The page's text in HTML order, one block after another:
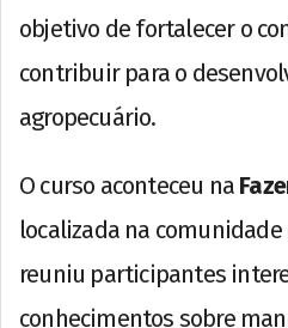
objetivo de fortalecer o
contribuir para o
agropecuário.
O curso aconteceu na
localizada na comunidade
reuniu participantes
conhecimentos sobre